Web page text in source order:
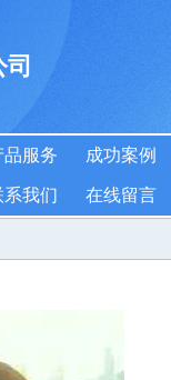
品服务 成功案例
系我们 在线留言